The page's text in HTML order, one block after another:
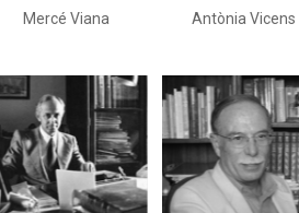
Mercé Viana Antònia Vicens